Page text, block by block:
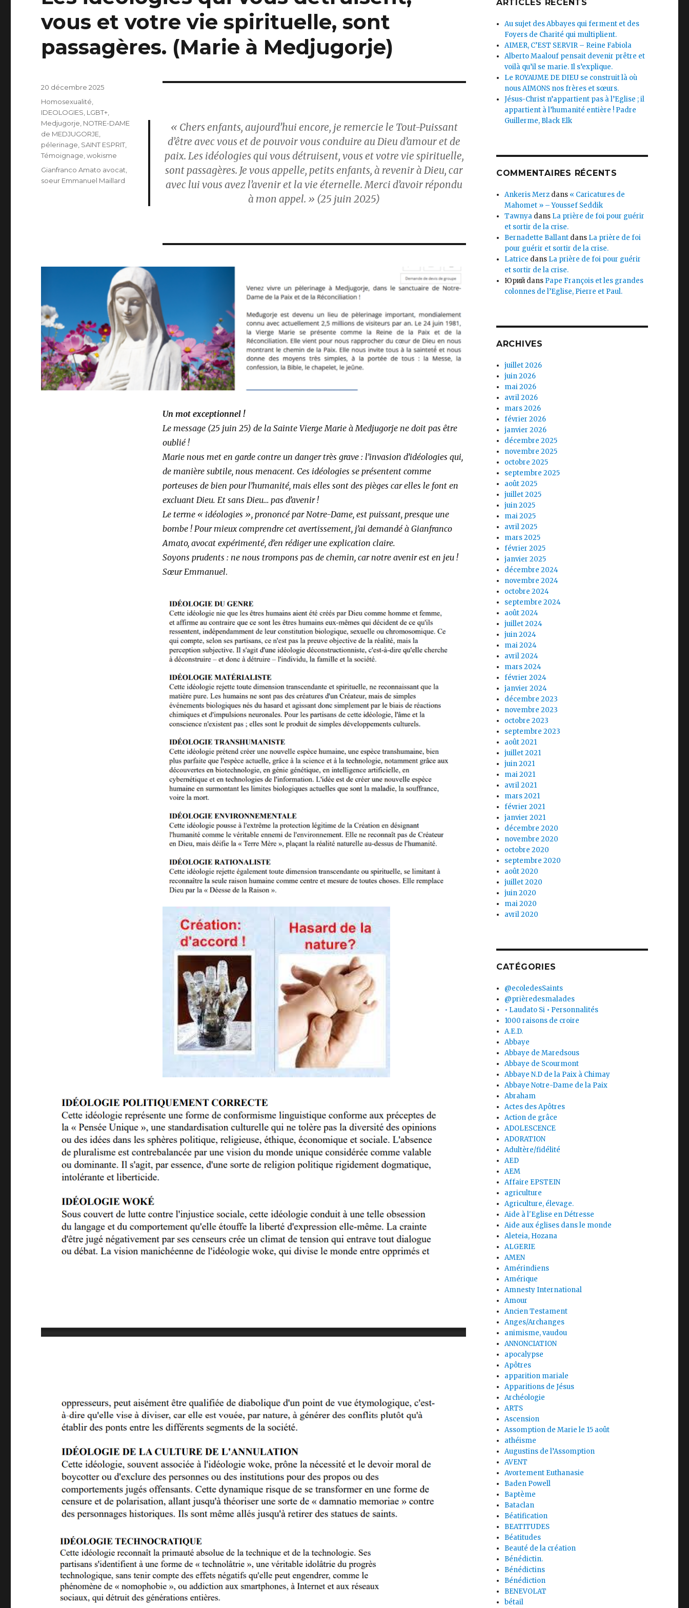
vous et votre vie spirituelle, sont
passagères. (Marie à Medjugorje)
« Chers enfants, aujourd’hui encore, je remercie le Tout-Puissant
d’être avec vous et de pouvoir vous conduire au Dieu d’amour et de
paix. Les idéologies qui vous détruisent, vous et votre vie spirituelle,
sont passagères. Je vous appelle, petits enfants, à revenir à Dieu, car
avec lui vous avez l’avenir et la vie éternelle. Merci d’avoir répondu
à mon appel. » (25 juin 2025)
Un mot exceptionnel !
Le message (25 juin 25) de la Sainte Vierge Marie à Medjugorje ne doit pas être
oublié !
Marie nous met en garde contre un danger très grave : l’invasion d’idéologies qui,
de manière subtile, nous menacent. Ces idéologies se présentent comme
porteuses de bien pour l’humanité, mais elles sont des pièges car elles le font en
excluant Dieu. Et sans Dieu… pas d’avenir !
Le terme « idéologies », prononcé par Notre-Dame, est puissant, presque une
bombe ! Pour mieux comprendre cet avertissement, j’ai demandé à Gianfranco
Amato, avocat expérimenté, d’en rédiger une explication claire.
Soyons prudents : ne nous trompons pas de chemin, car notre avenir est en jeu !
Sœur Emmanuel.
Publié
20 décembre 2025
Catégories
Homosexualité
IDEOLOGIES LGBT+
Medjugorje NOTRE-DAME
de MEDJUGORJE
pélerinage SAINT ESPRIT
Témoignage ,wokisme
Étiquettes
Gianfranco Amato avocat
soeur Emmanuel Maillard
ARTICLES RÉCENTS
Au sujet des Abbayes qui ferment et des
Foyers de Charité qui multiplient.
AIMER, C’EST SERVIR – Reine Fabiola
Alberto Maalouf pensait devenir prêtre et
voilà qu’il se marie. Il s’explique.
Le ROYAUME DE DIEU se construit là où
nous AIMONS nos frères et sœurs.
Jésus-Christ n’appartient pas à l’Eglise ; il
appartient à l’humanité entière ! Padre
Guillerme, Black Elk
COMMENTAIRES RÉCENTS
Ankeris Merz dans « Caricatures de
Mahomet » – Youssef Seddik
Tawnya dans La prière de foi pour guérir
et sortir de la crise.
Bernadette Ballant dans La prière de foi
pour guérir et sortir de la crise.
Latrice dans La prière de foi pour guérir
et sortir de la crise.
Юрий dans Pape François et les grandes
colonnes de l’Eglise, Pierre et Paul.
ARCHIVES
juillet 2026
juin 2026
mai 2026
avril 2026
mars 2026
février 2026
janvier 2026
décembre 2025
novembre 2025
octobre 2025
septembre 2025
août 2025
juillet 2025
juin 2025
mai 2025
avril 2025
mars 2025
février 2025
janvier 2025
décembre 2024
novembre 2024
octobre 2024
septembre 2024
août 2024
juillet 2024
juin 2024
mai 2024
avril 2024
mars 2024
février 2024
janvier 2024
décembre 2023
novembre 2023
octobre 2023
septembre 2023
août 2021
juillet 2021
juin 2021
mai 2021
avril 2021
mars 2021
février 2021
janvier 2021
décembre 2020
novembre 2020
octobre 2020
septembre 2020
août 2020
juillet 2020
juin 2020
mai 2020
avril 2020
CATÉGORIES
@ecoledesSaints
@prièredesmalades
• Laudato Si • Personnalités
1000 raisons de croire
A.E.D.
Abbaye
Abbaye de Maredsous
Abbaye de Scourmont
Abbaye N.D de la Paix à Chimay
Abbaye Notre-Dame de la Paix
Abraham
Actes des Apôtres
Action de grâce
ADOLESCENCE
ADORATION
Adultère/fidélité
AED
AEM
Affaire EPSTEIN
agriculture
Agriculture, élevage.
Aide à l'Eglise en Détresse
Aide aux églises dans le monde
Aleteia, Hozana
ALGERIE
AMEN
Amérindiens
Amérique
Amnesty International
Amour
Ancien Testament
Anges/Archanges
animisme, vaudou
ANNONCIATION
apocalypse
Apôtres
apparition mariale
Apparitions de Jésus
Archéologie
ARTS
Ascension
Assomption de Marie le 15 août
athéisme
Augustins de l’Assomption
AVENT
Avortement Euthanasie
Baden Powell
Baptème
Bataclan
Béatification
BEATITUDES
Béatitudes
Beauté de la création
Bénédictin.
Bénédictins
Bénédiction
BENEVOLAT
bétail